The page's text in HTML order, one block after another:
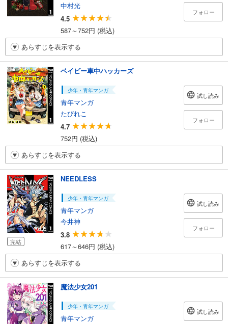
中村光
4.5
587～752円 (税込)
フォロー
あらすじを表示する
ベイビー車中ハッカーズ
少年・青年マンガ
青年マンガ
たびれこ
4.7
752円 (税込)
試し読み
フォロー
あらすじを表示する
完結
NEEDLESS
少年・青年マンガ
青年マンガ
今井神
3.8
617～646円 (税込)
試し読み
フォロー
あらすじを表示する
魔法少女201
少年・青年マンガ
青年マンガ
試し読み